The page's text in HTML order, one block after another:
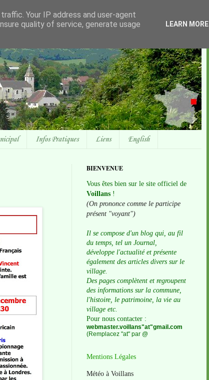
Infos Pratiques Liens English
BIENVENUE
Vous êtes bien sur le site officiel de
Voillans !
(On prononce comme le participe
présent "voyant")
Il se compose d'un blog qui, au fil
du temps, tel un Journal,
développe l'actualité et présente
également des articles divers sur le
village.
Des pages complètent et regroupent
des informations sur la commune,
l'histoire, le patrimoine, la vie au
village etc.
Pour nous contacter :
webmaster.voillans"at"gmail.com
(Remplacez "at" par @
Mentions Légales
Météo à Voillans
Your IP address and user-agent
quality of service, generate usage
LEARN MORE